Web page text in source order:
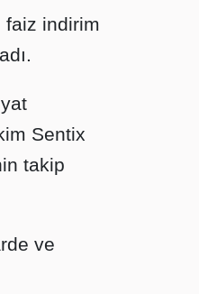
faiz indirim
Sentix
takip
ve